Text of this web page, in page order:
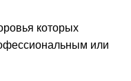
которых
или